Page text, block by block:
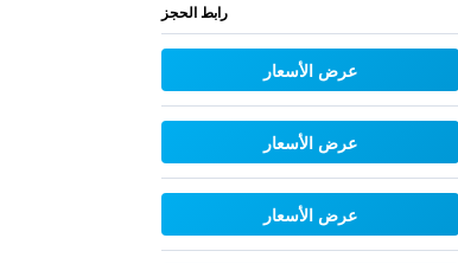
رابط الحجز
عرض الأسعار
عرض الأسعار
عرض الأسعار